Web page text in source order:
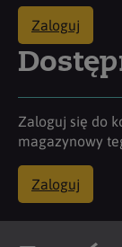
Zaloguj
Zaloguj się do
magazynowy
Zaloguj